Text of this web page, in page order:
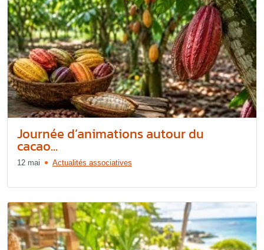
Journée d’animations autour du
cacao...
12 mai Actualités associatives